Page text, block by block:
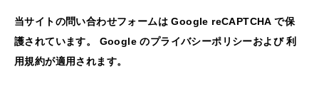
当サイトの問い合わせフォームは Google reCAPTCHA で保
護されています。 Google のプライバシーポリシーおよび利
用規約が適用されます。